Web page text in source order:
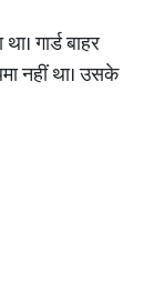
गार्ड बाहर
नहीं था। उसके